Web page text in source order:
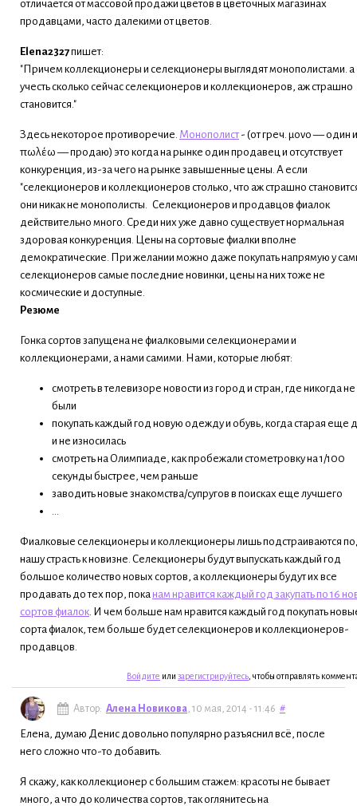
отличается от массовой продажи цветов в цветочных магазинах
продавцами, часто далекими от цветов.
Elena2327пишет:
"Причем коллекционеры и селекционеры выглядят монополистами. а
учесть сколько сейчас селекционеров и коллекционеров, аж страшно
становится."
Здесь некоторое противоречие. Монополист - (от греч. μονο — один и
πωλέω — продаю) это когда на рынке один продавец и отсутствует
конкуренция, из-за чего на рынке завышенные цены. А если
"селекционеров и коллекционеров столько, что аж страшно
они никак не монополисты. Селекционеров и продавцов фиалок
действительно много. Среди них уже давно существует нормальная
здоровая конкуренция. Цены на сортовые фиалки вполне
демократические. При желании можно даже покупать напрямую у
селекционеров самые последние новинки, цены на них тоже не
космические и доступные.
Резюме
Гонка сортов запущена не фиалковыми селекционерами и
коллекционерами, а нами самими. Нами, которые любят:
смотреть в телевизоре новости из город и стран, где никогда не
были
покупать каждый год новую одежду и обувь, когда старая еще
и не износилась
смотреть на Олимпиаде, как пробежали стометровку на 1/100
секунды быстрее, чем раньше
заводить новые знакомства/супругов в поисках еще лучшего
...
Фиалковые селекционеры и коллекционеры лишь подстраиваются
нашу страсть к новизне. Селекционеры будут выпускать каждый год
большое количество новых сортов, а коллекционеры будут их все
продавать до тех пор, пока нам нравится каждый год закупать по 16
сортов фиалок. И чем больше нам нравится каждый год покупать
сорта фиалок, тем больше будет селекционеров и коллекционеров-
продавцов.
Войдите или зарегистрируйтесь , чтобы отправлять
Автор: Алена Новикова, 10 мая, 2014 - 11:46 #
Елена, думаю Денис довольно популярно разъяснил всё, после
него сложно что-то добавить.
Я скажу, как коллекционер с большим стажем: красоты не бывает
много, а что до количества сортов, так оглянитесь на